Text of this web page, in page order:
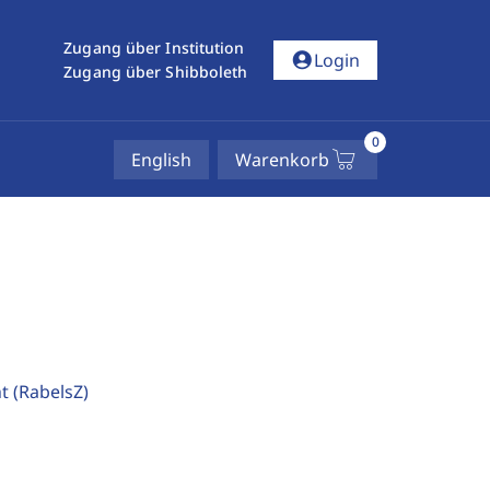
Zugang über Institution
Zugang über Shibboleth
account_circleLogin
English Warenkorb
0
(RabelsZ)